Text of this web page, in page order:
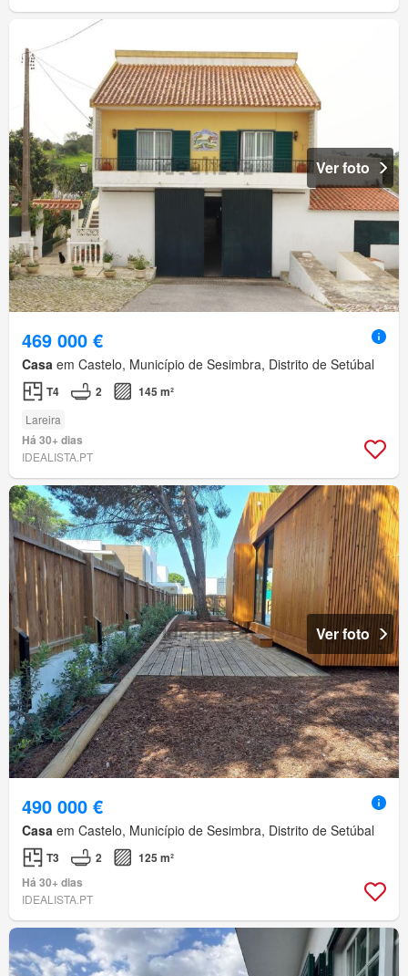
Ver foto
469 000 €
Casa em Castelo, Município de Sesimbra, Distrito de Setúbal
T4 2 145 m²
Lareira
Há 30+ dias
IDEALISTA.PT
Ver foto
490 000 €
Casa em Castelo, Município de Sesimbra, Distrito de Setúbal
T3 2
125 m²
Há 30+ dias
IDEALISTA.PT